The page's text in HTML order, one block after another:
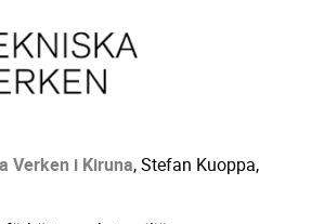
Verken i Kiruna, Stefan Kuoppa,